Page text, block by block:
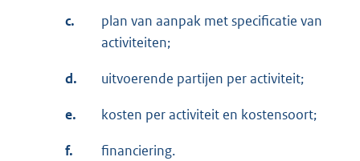
c.
plan van aanpak met specificatie van
activiteiten;
d. uitvoerende partijen per activiteit;
e. kosten per activiteit en kostensoort;
f. financiering.